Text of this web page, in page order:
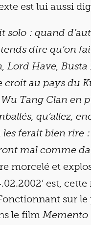
est lui aussi
solo : quand
dire qu’on
Lord Have, Busta
au pays du
Tang Clan en
qu’allez,
les ferait bien rire
mal comme
morcelé et
est,
sur
le filmMemento